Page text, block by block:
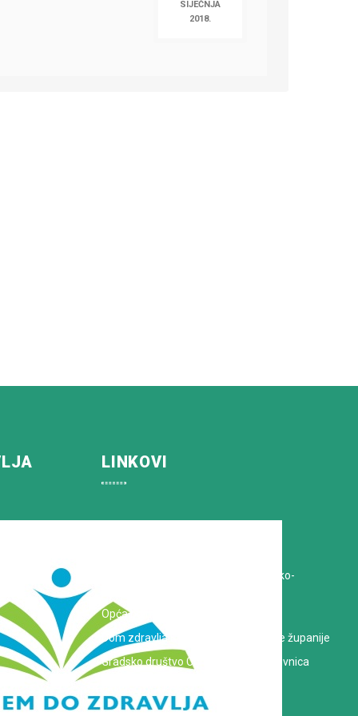
SIJEČNJA
2018.
LINKOVI
Zavod za javno zdravstvo Koprivničko-
Opća bolnica dr. Tomislav Bardek
Dom zdravlja Koprivničko-križevačke županije
Gradsko društvo Crvenog križa Koprivnica